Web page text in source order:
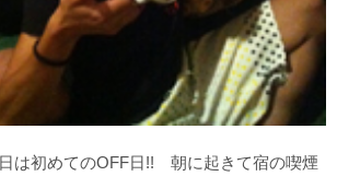
初めてのOFF日!! 朝に起きて宿の喫煙